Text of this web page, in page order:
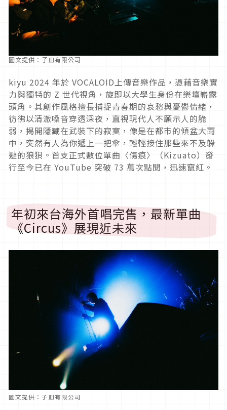
圖文提供：子皿有限公司
kiyu 2024 年於 VOCALOID上傳音樂作品，憑藉音樂實
力與獨特的 Z 世代視角，旋即以大學生身份在樂壇嶄露
頭角。其創作風格擅長捕捉青春期的哀愁與憂鬱情緒，
彷彿以清澈嗓音穿透深夜，直視現代人不願示人的脆
弱，揭開隱藏在武裝下的寂寞，像是在都市的傾盆大雨
中，突然有人為你遞上一把傘，輕輕接住那些來不及躲
避的狼狽。首支正式數位單曲〈傷痕〉（Kizuato）發
行至今已在 YouTube 突破 73 萬次點閱，迅速竄紅。
年初來台海外首唱完售，最新單曲
《Circus》展現近未來
圖文提供：子皿有限公司